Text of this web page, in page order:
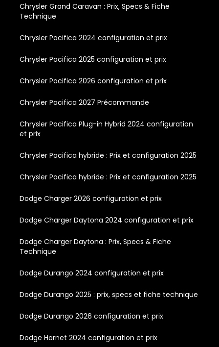
Chrysler Grand Caravan : Prix, Specs & Fiche
Technique
Chrysler Pacifica 2024 configuration et prix
Chrysler Pacifica 2025 configuration et prix
Chrysler Pacifica 2026 configuration et prix
Chrysler Pacifica 2027 Précommande
Chrysler Pacifica Plug-in Hybrid 2024 configuration
et prix
Chrysler Pacifica hybride : Prix et configuration 2025
Chrysler Pacifica hybride : Prix et configuration 2025
Dodge Charger 2026 configuration et prix
Dodge Charger Daytona 2024 configuration et prix
Dodge Charger Daytona : Prix, Specs & Fiche
Technique
Dodge Durango 2024 configuration et prix
Dodge Durango 2025 : prix, specs et fiche technique
Dodge Durango 2026 configuration et prix
Dodge Hornet 2024 configuration et prix